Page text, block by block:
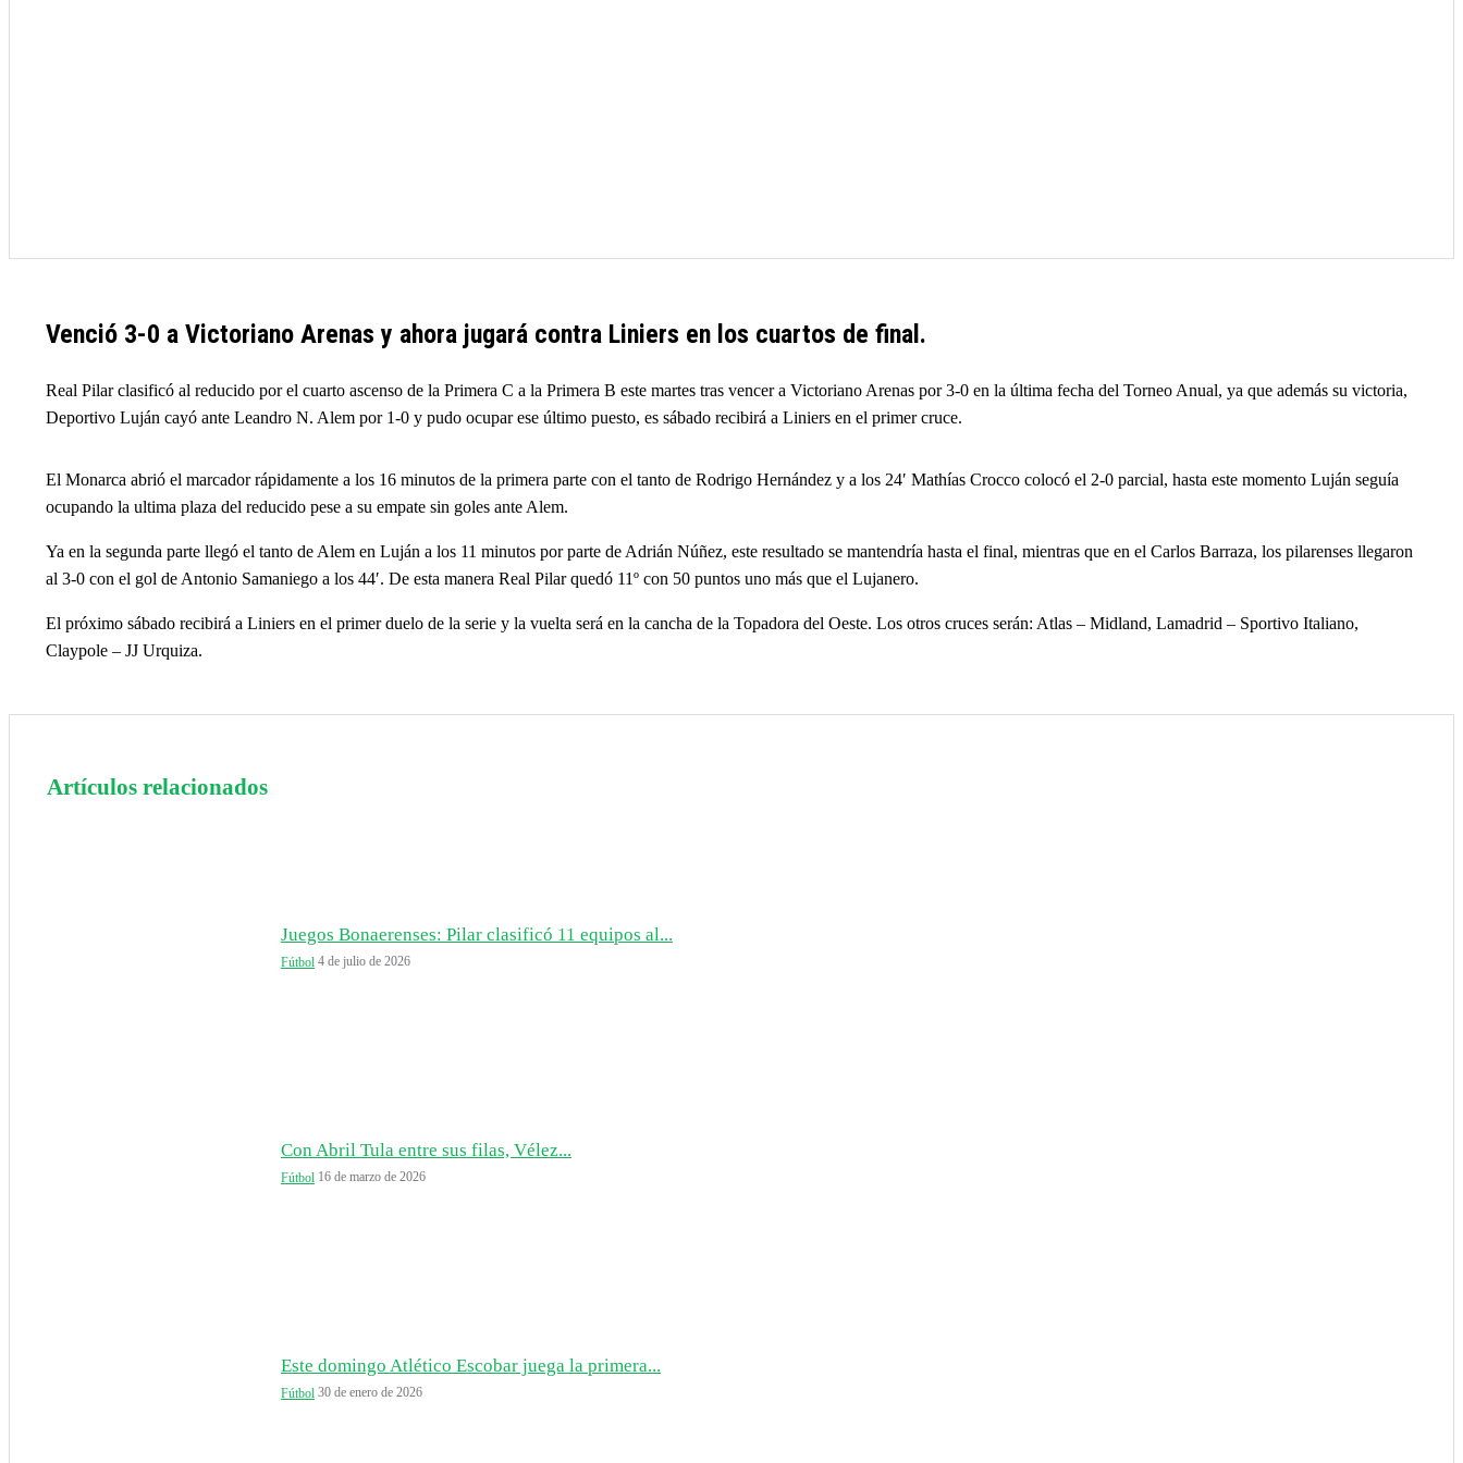
Venció 3-0 a Victoriano Arenas y ahora jugará contra Liniers en los cuartos de final.
Real Pilar clasificó al reducido por el cuarto ascenso de la Primera C a la Primera B este martes tras vencer a Victoriano Arenas por 3-0 en la última fecha del Torneo Anual, ya que además su victoria,
Deportivo Luján cayó ante Leandro N. Alem por 1-0 y pudo ocupar ese último puesto, es sábado recibirá a Liniers en el primer cruce.
El Monarca abrió el marcador rápidamente a los 16 minutos de la primera parte con el tanto de Rodrigo Hernández y a los 24′ Mathías Crocco colocó el 2-0 parcial, hasta este momento Luján seguía
ocupando la ultima plaza del reducido pese a su empate sin goles ante Alem.
Ya en la segunda parte llegó el tanto de Alem en Luján a los 11 minutos por parte de Adrián Núñez, este resultado se mantendría hasta el final, mientras que en el Carlos Barraza, los pilarenses llegaron
al 3-0 con el gol de Antonio Samaniego a los 44′. De esta manera Real Pilar quedó 11º con 50 puntos uno más que el Lujanero.
El próximo sábado recibirá a Liniers en el primer duelo de la serie y la vuelta será en la cancha de la Topadora del Oeste. Los otros cruces serán: Atlas – Midland, Lamadrid – Sportivo Italiano,
Claypole – JJ Urquiza.
Artículos relacionados
Juegos Bonaerenses: Pilar clasificó 11 equipos al...
Fútbol 4 de julio de 2026
Con Abril Tula entre sus filas, Vélez...
Fútbol 16 de marzo de 2026
Este domingo Atlético Escobar juega la primera...
Fútbol 30 de enero de 2026